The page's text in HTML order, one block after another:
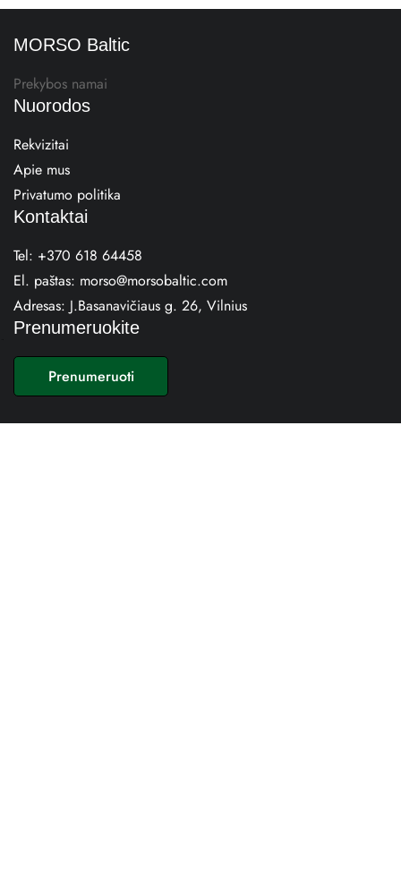
MORSO Baltic
Prekybos namai
Nuorodos
Rekvizitai
Apie mus
Privatumo politika
Kontaktai
Tel: +370 618 64458
El. paštas: morso@morsobaltic.com
Adresas: J.Basanavičiaus g. 26, Vilnius
Prenumeruokite
Prenumeruoti